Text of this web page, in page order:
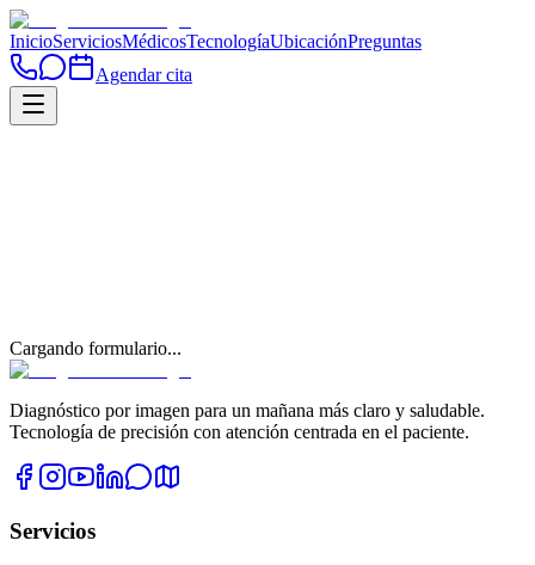
InicioServiciosMédicosTecnologíaUbicaciónPreguntas
Agendar cita
Cargando formulario...
Diagnóstico por imagen para un mañana más claro y saludable.
Tecnología de precisión con atención centrada en el paciente.
Servicios